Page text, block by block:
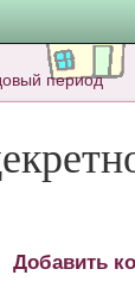
период
Добавить